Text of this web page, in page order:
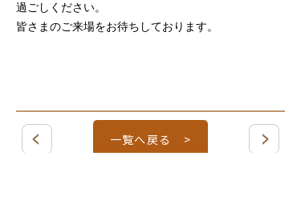
過ごしください。
皆さまのご来場をお待ちしております。
一覧へ戻る >